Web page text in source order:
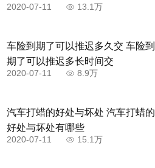
2020-07-11 13.1万
车险到期了可以推迟多久交 车险到
期了可以推迟多长时间交
2020-07-11 8.9万
汽车打蜡的好处与坏处 汽车打蜡的
好处与坏处有哪些
2020-07-11 15.1万